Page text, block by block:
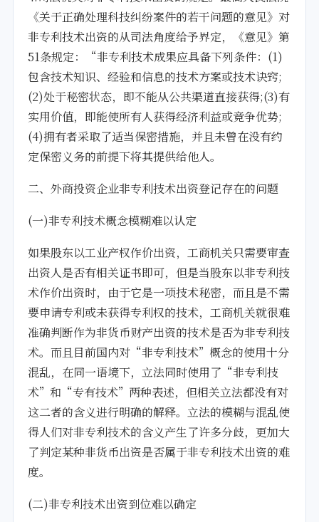
《关于正确处理科技纠纷案件的若干问题的意见》对
非专利技术出资的从司法角度给予界定，《意见》第
51条规定：“非专利技术成果应具备下列条件：(1)
包含技术知识、经验和信息的技术方案或技术诀窍;
(2)处于秘密状态，即不能从公共渠道直接获得;(3)有
实用价值，即能使所有人获得经济利益或竞争优势;
(4)拥有者采取了适当保密措施，并且未曾在没有约
定保密义务的前提下将其提供给他人。
二、外商投资企业非专利技术出资登记存在的问题
(一)非专利技术概念模糊难以认定
如果股东以工业产权作价出资，工商机关只需要审查
出资人是否有相关证书即可，但是当股东以非专利技
术作价出资时，由于它是一项技术秘密，而且是不需
要申请专利或未获得专利权的技术，工商机关就很难
准确判断作为非货币财产出资的技术是否为非专利技
术。而且目前国内对“非专利技术”概念的使用十分
混乱，在同一语境下，立法同时使用了“非专利技
术”和“专有技术”两种表述，但相关立法都没有对
这二者的含义进行明确的解释。立法的模糊与混乱使
得人们对非专利技术的含义产生了许多分歧，更加大
了判定某种非货币出资是否属于非专利技术出资的难
度。
(二)非专利技术出资到位难以确定